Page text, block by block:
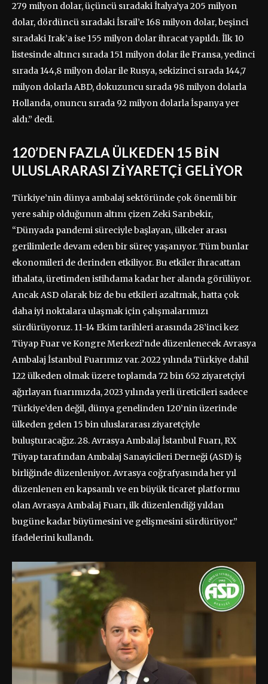
279 milyon dolar, üçüncü sıradaki İtalya’ya 205 milyon
dolar, dördüncü sıradaki İsrail’e 168 milyon dolar, beşinci
sıradaki Irak’a ise 155 milyon dolar ihracat yapıldı. İlk 10
listesinde altıncı sırada 151 milyon dolar ile Fransa, yedinci
sırada 144,8 milyon dolar ile Rusya, sekizinci sırada 144,7
milyon dolarla ABD, dokuzuncu sırada 98 milyon dolarla
Hollanda, onuncu sırada 92 milyon dolarla İspanya yer
aldı.” dedi.
120’DEN FAZLA ÜLKEDEN 15 BİN
ULUSLARARASI ZİYARETÇİ GELİYOR
Türkiye’nin dünya ambalaj sektöründe çok önemli bir
yere sahip olduğunun altını çizen Zeki Sarıbekir,
“Dünyada pandemi süreciyle başlayan, ülkeler arası
gerilimlerle devam eden bir süreç yaşanıyor. Tüm bunlar
ekonomileri de derinden etkiliyor. Bu etkiler ihracattan
ithalata, üretimden istihdama kadar her alanda görülüyor.
Ancak ASD olarak biz de bu etkileri azaltmak, hatta çok
daha iyi noktalara ulaşmak için çalışmalarımızı
sürdürüyoruz. 11-14 Ekim tarihleri arasında 28’inci kez
Tüyap Fuar ve Kongre Merkezi’nde düzenlenecek Avrasya
Ambalaj İstanbul Fuarımız var. 2022 yılında Türkiye dahil
122 ülkeden olmak üzere toplamda 72 bin 652 ziyaretçiyi
ağırlayan fuarımızda, 2023 yılında yerli üreticileri sadece
Türkiye’den değil, dünya genelinden 120’nin üzerinde
ülkeden gelen 15 bin uluslararası ziyaretçiyle
buluşturacağız. 28. Avrasya Ambalaj İstanbul Fuarı, RX
Tüyap tarafından Ambalaj Sanayicileri Derneği (ASD) iş
birliğinde düzenleniyor. Avrasya coğrafyasında her yıl
düzenlenen en kapsamlı ve en büyük ticaret platformu
olan Avrasya Ambalaj Fuarı, ilk düzenlendiği yıldan
bugüne kadar büyümesini ve gelişmesini sürdürüyor.”
ifadelerini kullandı.